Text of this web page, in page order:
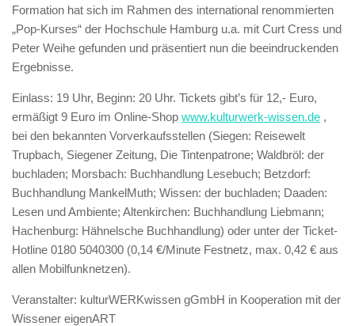
Formation hat sich im Rahmen des international renommierten
„Pop-Kurses“ der Hochschule Hamburg u.a. mit Curt Cress und
Peter Weihe gefunden und präsentiert nun die beeindruckenden
Ergebnisse.
Einlass: 19 Uhr, Beginn: 20 Uhr. Tickets gibt’s für 12,- Euro,
ermäßigt 9 Euro im Online-Shop www.kulturwerk-wissen.de ,
bei den bekannten Vorverkaufsstellen (Siegen: Reisewelt
Trupbach, Siegener Zeitung, Die Tintenpatrone; Waldbröl: der
buchladen; Morsbach: Buchhandlung Lesebuch; Betzdorf:
Buchhandlung MankelMuth; Wissen: der buchladen; Daaden:
Lesen und Ambiente; Altenkirchen: Buchhandlung Liebmann;
Hachenburg: Hähnelsche Buchhandlung) oder unter der Ticket-
Hotline 0180 5040300 (0,14 €/Minute Festnetz, max. 0,42 € aus
allen Mobilfunknetzen).
Veranstalter: kulturWERKwissen gGmbH in Kooperation mit der
Wissener eigenART